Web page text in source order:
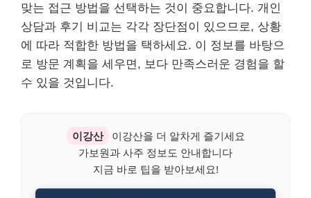
맞는 접근 방법을 선택하는 것이 중요합니다. 개인
상담과 후기 비교는 각각 장단점이 있으므로, 상황
에 따라 적합한 방법을 택하세요. 이 정보를 바탕으
로 방문 계획을 세우면, 보다 만족스러운 경험을 할
수 있을 것입니다.
이강산
이강산을 더 알차게 즐기세요
가보원과 사주 정보도 안내합니다
지금 바로 팁을 받아보세요!